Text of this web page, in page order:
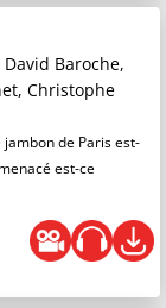
Baroche,
Christophe
jambon de Paris est-
est-ce